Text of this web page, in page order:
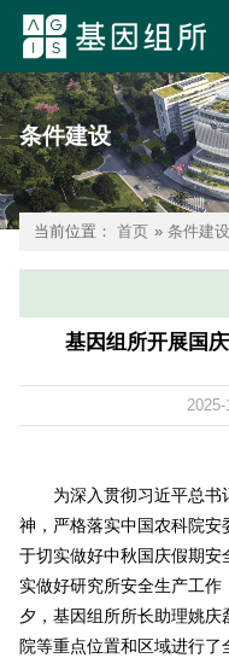
条件建设
当前位置： 首页 »条件建设
基因组所开展国
为深入贯彻习近平总
神，严格落实中国农科院
于切实做好中秋国庆假期
实做好研究所安全生产工
夕，基因组所所长助理姚
院等重点位置和区域进行了